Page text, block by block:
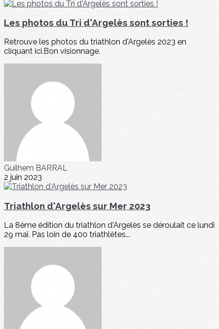
Les photos du Tri d'Argelès sont sorties !
Retrouve les photos du triathlon d'Argelès 2023 en
cliquant ici.Bon visionnage.
Guilhem BARRAL
2 juin 2023
Triathlon d'Argelès sur Mer 2023
La 8ème édition du triathlon d'Argelès se déroulait ce lundi
29 mai. Pas loin de 400 triathlètes...